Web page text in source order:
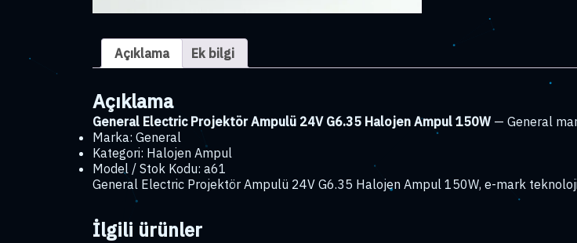
Açıklama Ek bilgi
Açıklama
General Electric Projektör Ampulü 24V G6.35 Halojen Ampul 150W — General
Marka: General
Kategori: Halojen Ampul
Model / Stok Kodu: a61
General Electric Projektör Ampulü 24V G6.35 Halojen Ampul 150W, e-mark
İlgili ürünler